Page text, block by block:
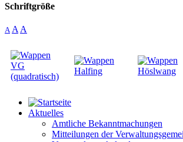
Schriftgröße
A A A
Aktuelles
Amtliche Bekanntmachungen
Mitteilungen der